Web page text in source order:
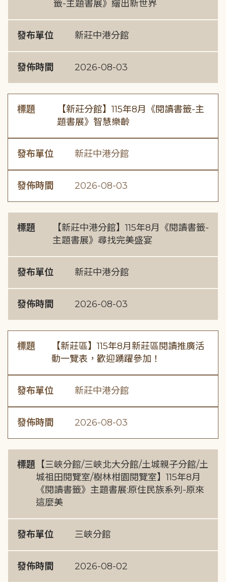
籤-主題書展》繪出新世界
發布單位 新莊中港分館
發佈時間 2026-08-03
標題
【新莊分館】115年8月《閱讀書籤-主
題書展》智慧樂齡
發布單位 新莊中港分館
發佈時間 2026-08-03
標題
【新莊中港分館】115年8月《閱讀書籤-
主題書展》尋找完美盛宴
發布單位 新莊中港分館
發佈時間 2026-08-03
標題
【新莊區】115年8月新莊區閱讀推廣活
動一覽表，歡迎踴躍參加！
發布單位 新莊中港分館
發佈時間 2026-08-03
標題 【三峽分館/三峽北大分館/土城親子分館/土
城祖田閱覽室/樹林柑園閱覽室】115年8月
《閱讀書籤》主題書展:原住民族系列-原來
這麼美
發布單位 三峽分館
發佈時間 2026-08-02